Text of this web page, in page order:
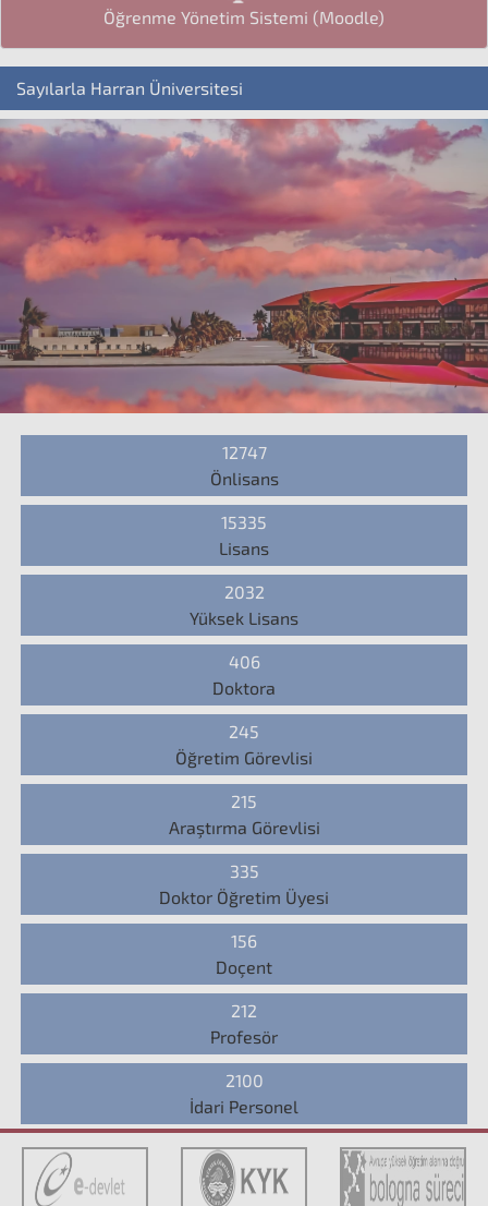
Öğrenme Yönetim Sistemi (Moodle)
Sayılarla Harran Üniversitesi
12747
Önlisans
15335
Lisans
2032
Yüksek Lisans
406
Doktora
245
Öğretim Görevlisi
215
Araştırma Görevlisi
335
Doktor Öğretim Üyesi
156
Doçent
212
Profesör
2100
İdari Personel